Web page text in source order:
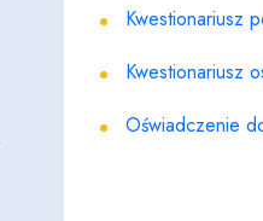
Kwestionariusz
Kwestionariusz
Oświadczenie